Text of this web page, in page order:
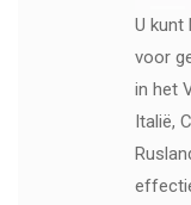
U kunt
voor
in het
Italië,